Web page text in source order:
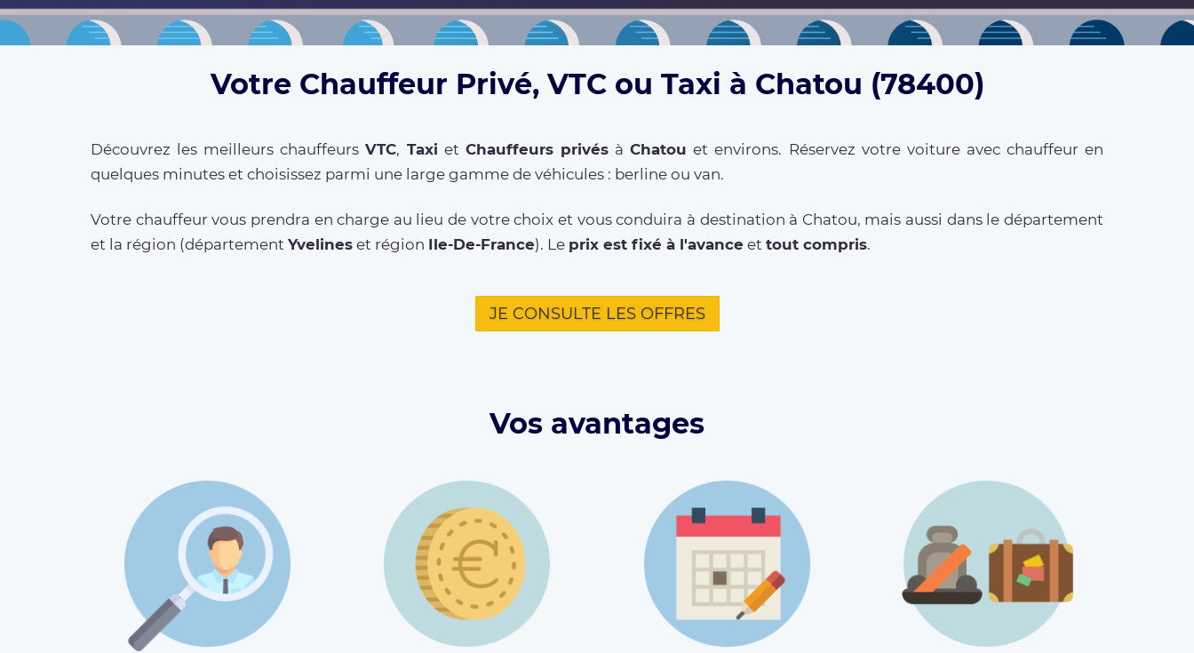
Votre Chauffeur Privé, VTC ou Taxi à Chatou (78400)
Découvrez les meilleurs chauffeursVTC, Taxi et Chauffeurs privésàChatou et environs. Réservez votre voiture avec chauffeur en
quelques minutes et choisissez parmi une large gamme de véhicules : berline ou van.
Votre chauffeur vous prendra en charge au lieu de votre choix et vous conduira à destination à Chatou, mais aussi dans le département
et la région (département Yvelines et région Ile-De-France). Le prix est fixé à l'avance et tout compris.
JE CONSULTE LES OFFRES
Vos avantages